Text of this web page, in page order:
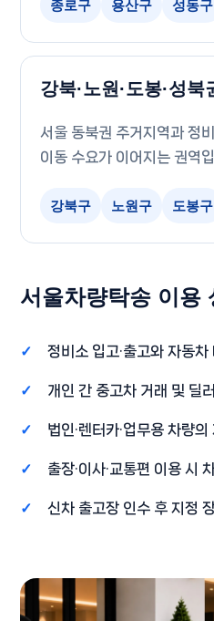
종로구 용산구 성동구
강북·노원·도봉·성북
서울 동북권 주거지역과 정
이동 수요가 이어지는 권역
강북구 노원구 도봉구
서울차량탁송 이용
정비소 입고·출고와 자동
개인 간 중고차 거래 및 딜
법인·렌터카·업무용 차량
출장·이사·교통편 이용 시
신차 출고장 인수 후 지정